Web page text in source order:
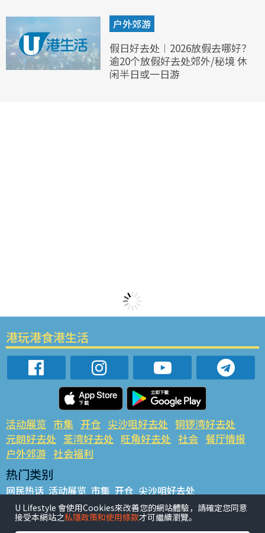
户外郊游
假日好去处︱2026放假去哪好？
逾20个放假好去处郊外/秘境 休
闲半日或一日游
港玩港食港生活
活动展览 市集 开仓 尖沙咀好去处 铜锣湾好去处
元朗好去处 荃湾好去处 旺角好去处 社会 餐厅情报
户外郊游 社会福利
热门类别
网民热话 活动展览 市集 开仓 尖沙咀好去处
铜锣湾好去处 元朗好去处 荃湾好去处 旺角好去处 社会
餐厅情报 户外郊游
U Lifestyle 會使用Cookies來改善您的網站體驗，請確定您同意
接受本網站之私隱政策和使用條款才可繼續瀏覽。